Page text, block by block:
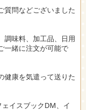
質問などございました
調味料、加工品、日用
一緒に注文が可能で
健康を気遣って送りた
イスブックDM、イ